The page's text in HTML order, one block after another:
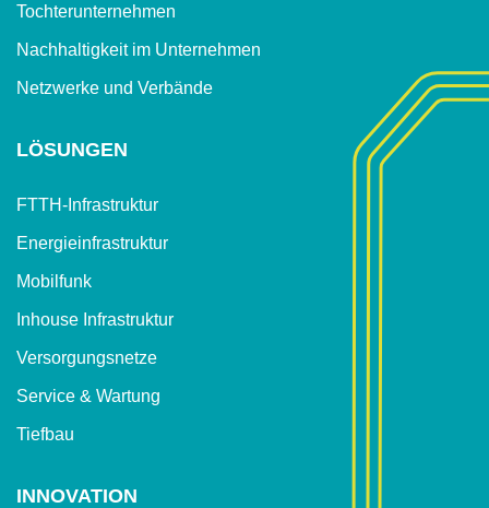
Tochterunternehmen
Nachhaltigkeit im Unternehmen
Netzwerke und Verbände
LÖSUNGEN
FTTH-Infrastruktur
Energieinfrastruktur
Mobilfunk
Inhouse Infrastruktur
Versorgungsnetze
Service & Wartung
Tiefbau
INNOVATION